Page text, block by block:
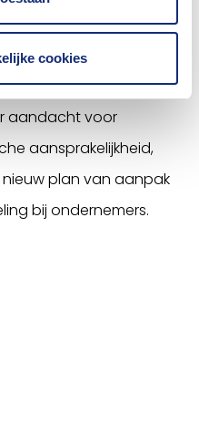
cookies
ontwikkelingen
af met een blik op de
aandacht voor
aansprakelijkheid,
plan van aanpak
bij ondernemers.